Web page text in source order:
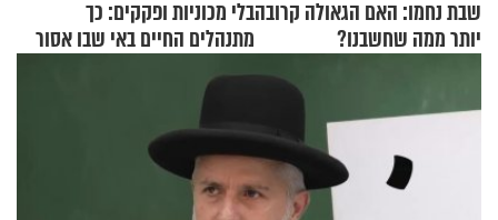
שבת נחמו: האם הגאולה קרובה
יותר ממה שחשבנו?
בלי מכוניות ופקקים: כך
מתנהלים החיים באי שבו אסור